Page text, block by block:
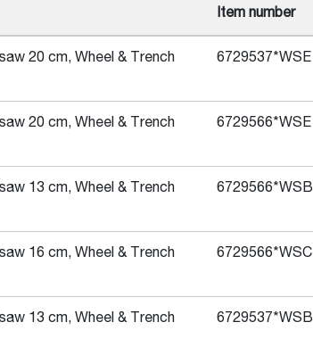
Item number
20 cm, Wheel & Trench
6729537*WSE
20 cm, Wheel & Trench
6729566*WSE
13 cm, Wheel & Trench
6729566*WSB
16 cm, Wheel & Trench
6729566*WSC
13 cm, Wheel & Trench
6729537*WSB